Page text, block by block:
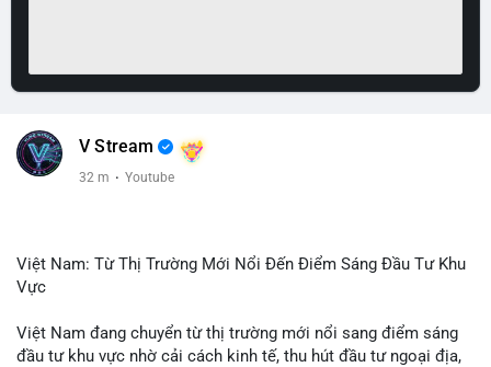
V Stream
32 m · Youtube
Việt Nam: Từ Thị Trường Mới Nổi Đến Điểm Sáng Đầu Tư Khu
Vực
Việt Nam đang chuyển từ thị trường mới nổi sang điểm sáng
đầu tư khu vực nhờ cải cách kinh tế, thu hút đầu tư ngoại địa,